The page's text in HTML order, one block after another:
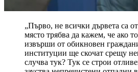
„Първо, не всички дървета са
място трябва да кажем, че ако
извърши от обикновен
институции ще скочат срещу
случва тук? Тук се строи